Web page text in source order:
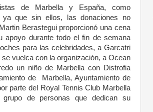
de Marbella y España, como
ya que sin ellos, las donaciones no
Berastegui proporcionó una cena
apoyo durante todo el fin de semana
para las celebridades, a Garcatri
vuelca con la organización, a Ocean
un niño de Marbella con Distrofia
de Marbella, Ayuntamiento de
parte del Royal Tennis Club Marbella
de personas que dedican su